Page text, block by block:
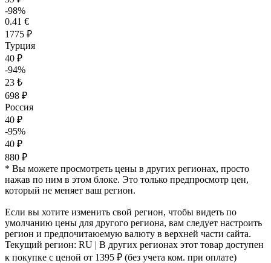
-98%
0.41 €
1775 ₽
Турция
40 ₽
-94%
23 ₺
698 ₽
Россия
40 ₽
-95%
40 ₽
880 ₽
* Вы можете просмотреть цены в других регионах, просто
нажав по ним в этом блоке. Это только предпросмотр цен,
который не меняет ваш регион.
Если вы хотите изменить свой регион, чтобы видеть по
умолчанию цены для другого региона, вам следует настроить
регион и предпочитаюемую валюту в верхней части сайта.
Текущий регион: RU | В других регионах этот товар доступен
к покупке с ценой от 1395 ₽ (без учета ком. при оплате)